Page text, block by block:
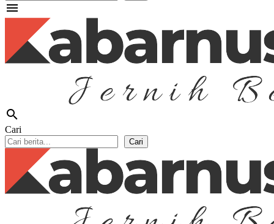
menu
search
Cari
Cari